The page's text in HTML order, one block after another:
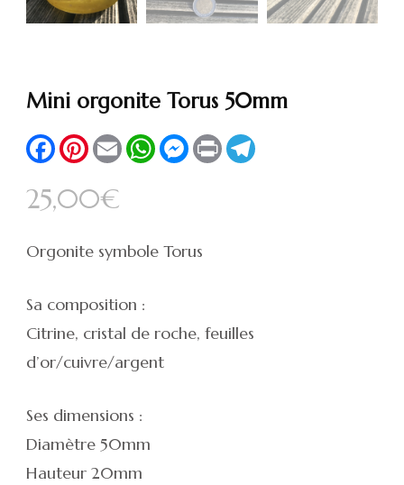
Mini orgonite Torus 50mm
FacebookPinterest
Email WhatsApp
Messenger
Print
25,00€
Orgonite symbole Torus
Sa composition :
Citrine, cristal de roche, feuilles
d’or/cuivre/argent
Ses dimensions :
Diamètre 50mm
Hauteur 20mm